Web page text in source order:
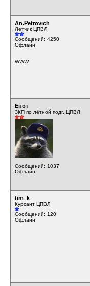
An.Petrovich
Летчик ЦПВЛ
Сообщений: 4250
Офлайн
WWW
Енот
ЗКП по лётной подг. ЦПВЛ
Сообщений: 1037
Офлайн
tim_k
Курсант ЦПВЛ
Сообщений: 120
Офлайн